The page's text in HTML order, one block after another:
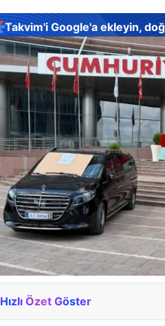
Takvim'i Google'a ekleyin,
Hızlı Özet Göster